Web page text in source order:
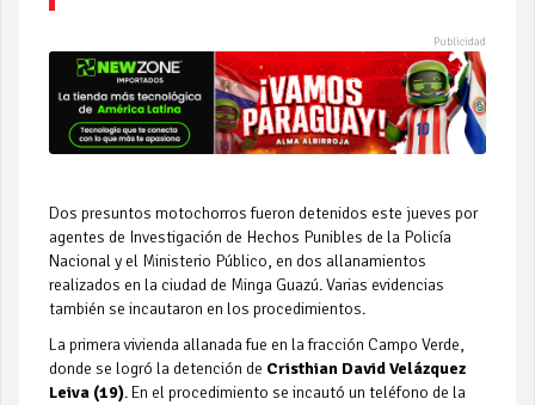
Dos presuntos motochorros fueron detenidos este jueves por
agentes de Investigación de Hechos Punibles de la Policía
Nacional y el Ministerio Público, en dos allanamientos
realizados en la ciudad de Minga Guazú. Varias evidencias
también se incautaron en los procedimientos.
La primera vivienda allanada fue en la fracción Campo Verde,
donde se logró la detención de Cristhian David Velázquez
Leiva (19). En el procedimiento se incautó un teléfono de la